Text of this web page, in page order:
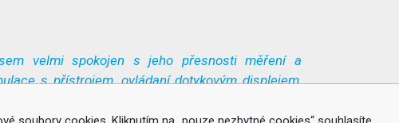
velmi spokojen s jeho přesnosti měření a
s přístrojem, ovládaní dotykovým displejem,